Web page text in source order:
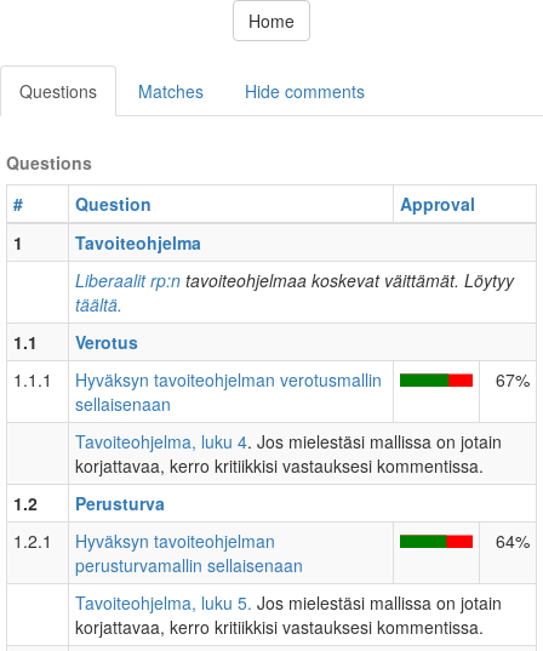
Home
Questions Matches Hide comments
Questions
#
Question
Approval
1
Tavoiteohjelma
Liberaalit rp:n tavoiteohjelmaa koskevat väittämät. Löytyy
täältä.
1.1
Verotus
1.1.1
Hyväksyn tavoiteohjelman verotusmallin
sellaisenaan
67%
Tavoiteohjelma, luku 4. Jos mielestäsi mallissa on jotain
korjattavaa, kerro kritiikkisi vastauksesi kommentissa.
1.2
Perusturva
1.2.1
Hyväksyn tavoiteohjelman
perusturvamallin sellaisenaan
64%
Tavoiteohjelma, luku 5. Jos mielestäsi mallissa on jotain
korjattavaa, kerro kritiikkisi vastauksesi kommentissa.